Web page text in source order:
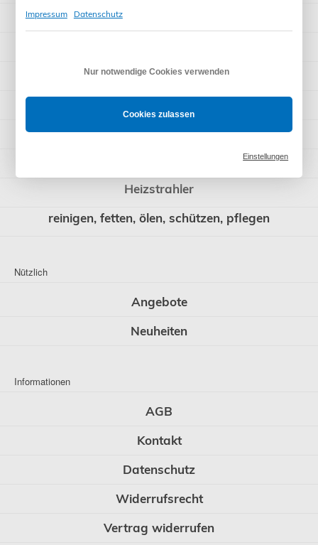
Garagentorantriebe
Raffstore-Antriebe
Schnäppchen
Sonstiges
Heizstrahler
reinigen, fetten, ölen, schützen, pflegen
Nützlich
Angebote
Neuheiten
Informationen
AGB
Kontakt
Datenschutz
Widerrufsrecht
Vertrag widerrufen
Impressum Datenschutz
Nur notwendige Cookies verwenden
Cookies zulassen
Einstellungen